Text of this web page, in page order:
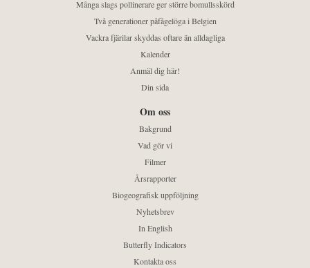
Många slags pollinerare ger större bomullsskörd
Två generationer påfågelöga i Belgien
Vackra fjärilar skyddas oftare än alldagliga
Kalender
Anmäl dig här!
Din sida
Om oss
Bakgrund
Vad gör vi
Filmer
Årsrapporter
Biogeografisk uppföljning
Nyhetsbrev
In English
Butterfly Indicators
Kontakta oss